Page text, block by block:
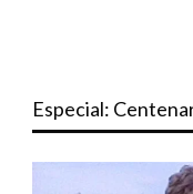
Especial: